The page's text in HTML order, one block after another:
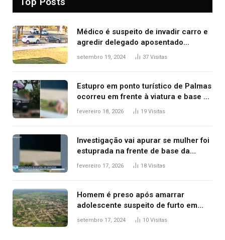
Médico é suspeito de invadir carro e
agredir delegado aposentado
durante confusão no trânsito
setembro 19, 2024 37 Visitas
Estupro em ponto turístico de Palmas
ocorreu em frente à viatura e base de
segurança; polícia investiga
fevereiro 18, 2026 19 Visitas
Investigação vai apurar se mulher foi
estuprada na frente de base da
Guarda Metropolitana de Palmas, diz
fevereiro 17, 2026 18 Visitas
Homem é preso após amarrar
adolescente suspeito de furto em
estaca de cerca e agredi-lo
setembro 17, 2024 10 Visitas